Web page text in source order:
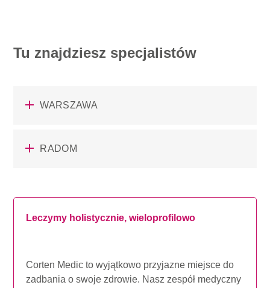
Tu znajdziesz specjalistów
WARSZAWA
RADOM
Leczymy holistycznie, wieloprofilowo
Corten Medic to wyjątkowo przyjazne miejsce do
zadbania o swoje zdrowie. Nasz zespół medyczny